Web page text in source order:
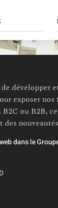
et mobilier
et
développer
exposer
ou B2B,
des
dans le